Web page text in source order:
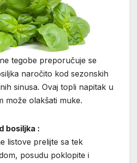
tegobe preporučuje se
naročito kod sezonskih
sinusa. Ovaj topli napitak u
može olakšati muke.
bosiljka :
listove prelijte sa tek
posudu poklopite i